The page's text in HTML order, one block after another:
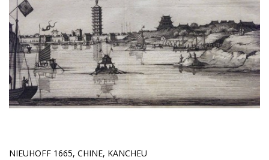
NIEUHOFF 1665, CHINE, KANCHEU